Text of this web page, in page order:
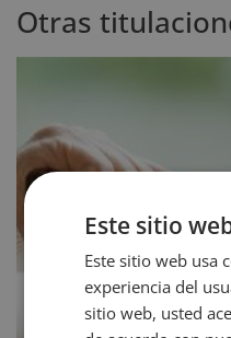
Otras
Este sitio
Este sitio web usa
experiencia del
sitio web, usted